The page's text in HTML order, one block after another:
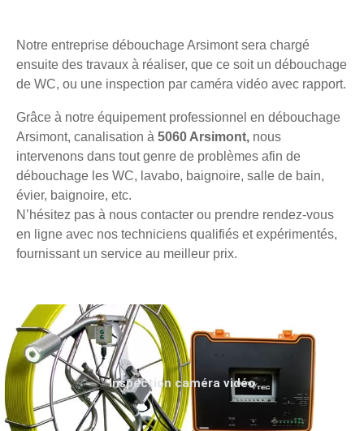
Notre entreprise débouchage Arsimont sera chargé
ensuite des travaux à réaliser, que ce soit un débouchage
de WC, ou une inspection par caméra vidéo avec rapport.
Grâce à notre équipement professionnel en débouchage
Arsimont, canalisation à 5060 Arsimont, nous
intervenons dans tout genre de problèmes afin de
débouchage les WC, lavabo, baignoire, salle de bain,
évier, baignoire, etc.
N’hésitez pas à nous contacter ou prendre rendez-vous
en ligne avec nos techniciens qualifiés et expérimentés,
fournissant un service au meilleur prix.
Inspection caméra vidéo